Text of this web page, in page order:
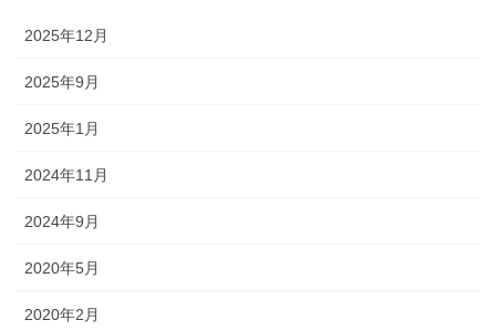
2025年12月
2025年9月
2025年1月
2024年11月
2024年9月
2020年5月
2020年2月